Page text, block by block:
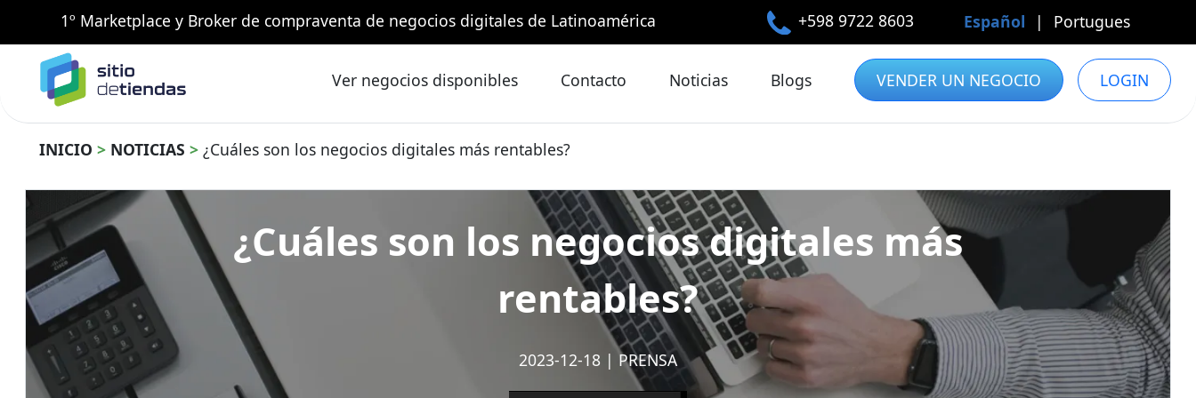
1º Marketplace y Broker de compraventa de negocios digitales de Latinoamérica +598 9722 8603 Español | Portugues
Ver negocios disponibles Contacto Noticias Blogs VENDER UN NEGOCIO LOGIN
INICIO > NOTICIAS > ¿Cuáles son los negocios digitales más rentables?
¿Cuáles son los negocios digitales más
rentables?
2023-12-18 | PRENSA